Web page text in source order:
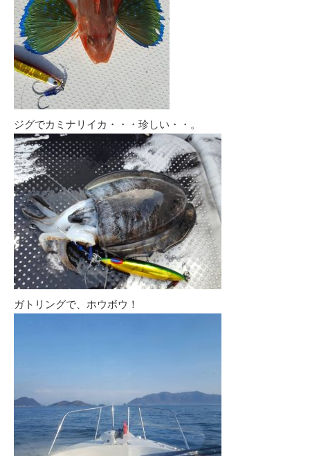
ジグでカミナリイカ・・・珍しい・・。
ガトリングで、ホウボウ！